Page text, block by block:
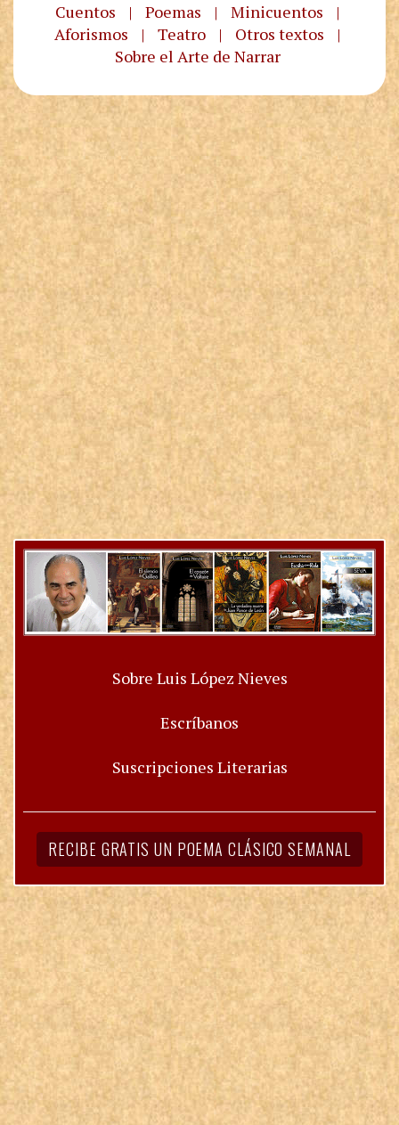
Cuentos | Poemas | Minicuentos
|
Aforismos
| Teatro | Otros textos
|
Sobre el Arte de Narrar
Sobre Luis López Nieves
Escríbanos
Suscripciones Literarias
RECIBE GRATIS UN POEMA CLÁSICO SEMANAL